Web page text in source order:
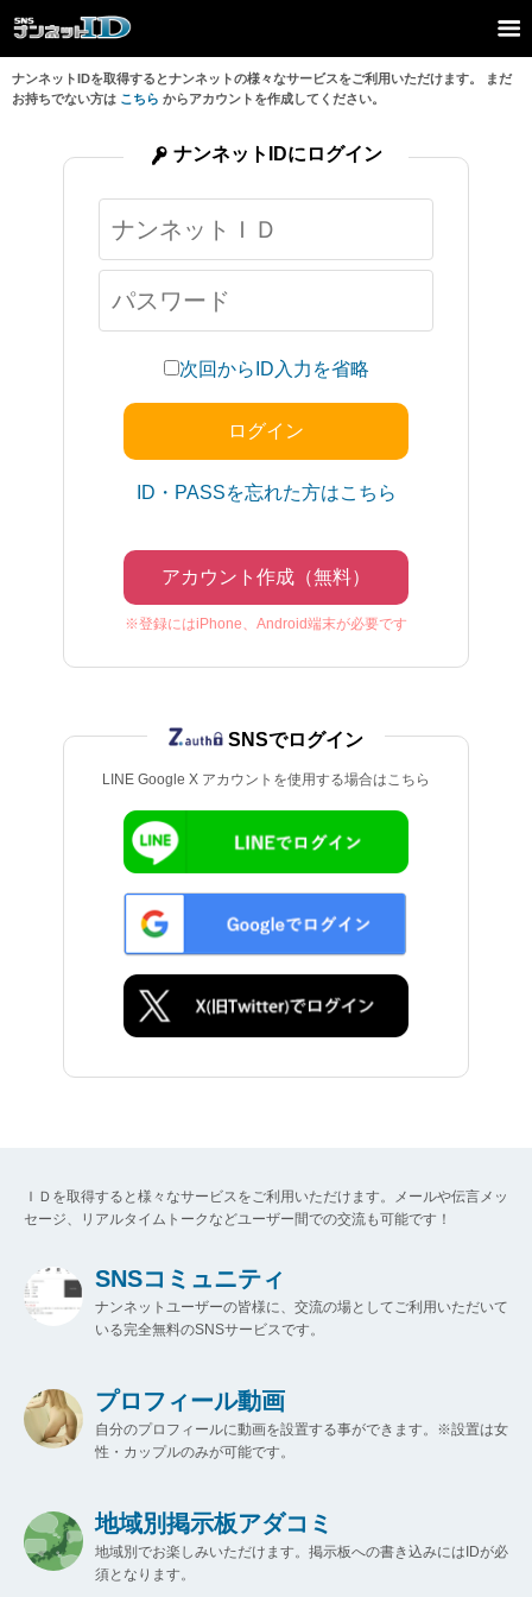
ナンネットIDを取得するとナンネットの様々なサービスをご利用いただけます。 まだ
お持ちでない方は こちら からアカウントを作成してください。
次回からID入力を省略
ID・PASSを忘れた方はこちら
アカウント作成（無料）
※登録にはiPhone、Android端末が必要です
ナンネットIDにログイン
LINE Google X アカウントを使用する場合はこちら
SNSでログイン
ＩＤを取得すると様々なサービスをご利用いただけます。メールや伝言メッ
セージ、リアルタイムトークなどユーザー間での交流も可能です！
SNSコミュニティ
ナンネットユーザーの皆様に、交流の場としてご利用いただいて
いる完全無料のSNSサービスです。
プロフィール動画
自分のプロフィールに動画を設置する事ができます。※設置は女
性・カップルのみが可能です。
地域別掲示板アダコミ
地域別でお楽しみいただけます。掲示板への書き込みにはIDが必
須となります。